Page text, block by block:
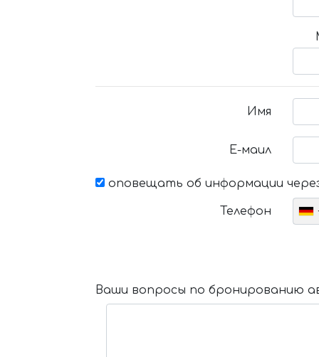
Имя
Е-маил
оповещать об информации
Телефон
Ваши вопросы по бронированию